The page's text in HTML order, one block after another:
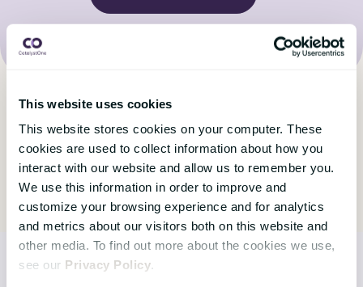
This website uses cookies
This website stores cookies on your computer. These
cookies are used to collect information about how you
interact with our website and allow us to remember you.
We use this information in order to improve and
customize your browsing experience and for analytics
and metrics about our visitors both on this website and
other media. To find out more about the cookies we use,
see our Privacy Policy.